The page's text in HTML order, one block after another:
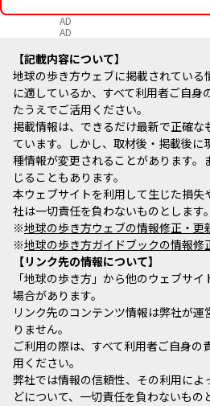
AD
AD
記載内容について
地球の歩き方ウェブに掲載されている
に適しているか、すべて利用者ご自身
たうえでご活用ください。
掲載情報は、できるだけ最新で正確な
ています。しかし、取材後・掲載後
種情報が変更されることがあります。
じることもあります。
本ウェブサイトを利用して生じた損失
社は一切責任を負わないものとします。
※地球の歩き方ウェブの情報修正・更
※地球の歩き方ガイドブックの情報修
リンク先の情報について
「地球の歩き方」から他のウェブサ
場合があります。
リンク先のコンテンツ情報は弊社が
りません。
ご利用の際は、すべて利用者ご自身の
用ください。
弊社では情報の信頼性、その利用によ
どについて、一切責任を負わないもの